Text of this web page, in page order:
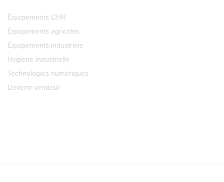
Équipements CHR
Équipements agricoles
Équipements industriels
Hygiène industrielle
Technologies numériques
Devenir vendeur